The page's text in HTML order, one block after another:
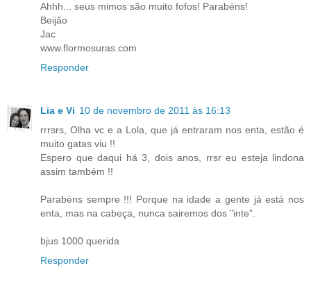
Ahhh... seus mimos são muito fofos! Parabéns!
Beijão
Jac
www.flormosuras.com
Responder
Lia e Vi 10 de novembro de 2011 às 16:13
rrrsrs, Olha vc e a Lola, que já entraram nos enta, estão é
muito gatas viu !!
Espero que daqui há 3, dois anos, rrsr eu esteja lindona
assim também !!
Parabéns sempre !!! Porque na idade a gente já está nos
enta, mas na cabeça, nunca sairemos dos "inte".
bjus 1000 querida
Responder